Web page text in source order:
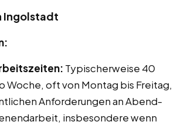
Ingolstadt
Typischerweise 40
Woche, oft von Montag bis Freitag,
Anforderungen an Abend-
insbesondere wenn